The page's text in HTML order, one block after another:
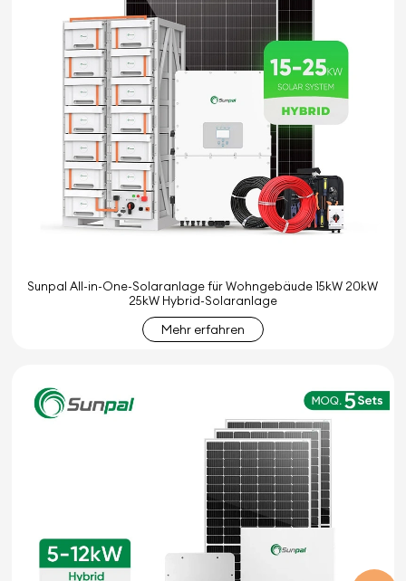
Sunpal All-in-One-Solaranlage für Wohngebäude 15kW 20kW
25kW Hybrid-Solaranlage
Mehr erfahren